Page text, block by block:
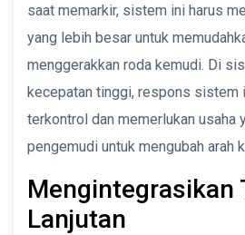
saat memarkir, sistem ini harus
yang lebih besar untuk
menggerakkan roda kemudi. Di
kecepatan tinggi, respons sistem
terkontrol dan memerlukan usaha
pengemudi untuk mengubah arah
Mengintegrasikan
Lanjutan